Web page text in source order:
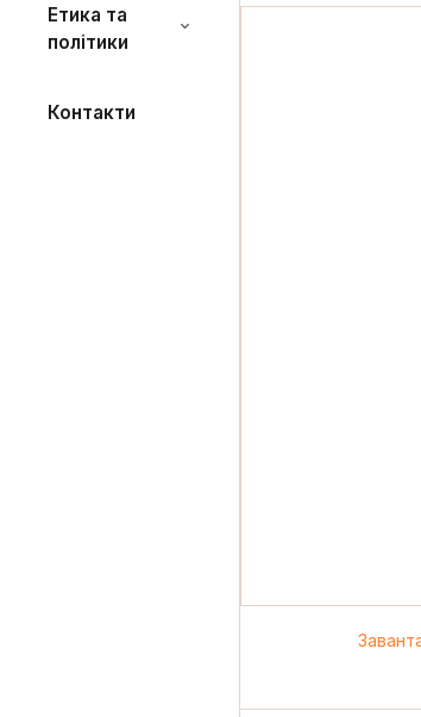
Етика та
політики
Контакти